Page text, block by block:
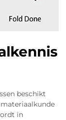
beschikt
in